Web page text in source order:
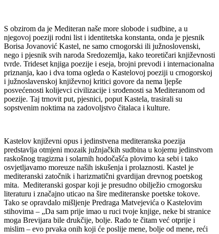
S obzirom da je Mediteran naše more slobode i sudbine, a u
njegovoj poeziji rodni list i identitetska konstanta, onda je pjesnik
Borisa Jovanović Kastel, ne samo crnogorski ili južnoslovenski,
nego i pjesnik svih naroda Sredozemlja, kako teoretičari književnosti
tvrde. Trideset knjiga poezije i eseja, brojni prevodi i internacionalna
priznanja, kao i dva toma ogleda o Kastelovoj poeziji u crnogorskoj
i južnoslavenskoj književnoj kritici govore da nema ljepše
posvećenosti kolijevci civilizacije i srođenosti sa Mediteranom od
poezije. Taj trnovit put, pjesnici, poput Kastela, trasirali su
sopstvenim noktima na zadovoljstvo čitalaca i kulture.
Kastelov književni opus i jedinstvena mediteranska poezija
predstavlja otmjeni mozaik južnjačkih sudbina u kojemu jedinstvom
raskošnog tragizma i solarnih hodočašća plovimo ka sebi i tako
osvjetljavamo moreuze naših iskušenja i prolaznosti. Kastel je
mediteranski zatočnik i harizmatični gvardijan drevnog poetskog
mita. Mediteranski gospar koji je presudno obilježio crnogorsku
literaturu i značajno uticao na šire mediteranske poetske tokove.
Tako se opravdalo mišljenje Predraga Matvejevića o Kastelovim
stihovima – „Da sam prije imao u ruci tvoje knjige, neke bi stranice
moga Brevijara bile drukčije, bolje. Rado te čitam već otprije i
mislim – evo prvaka onih koji će poslije mene, bolje od mene, reći